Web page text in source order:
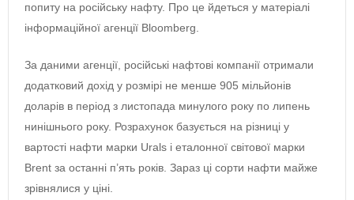
попиту на російську нафту. Про це йдеться у матеріалі
інформаційної агенції Bloomberg.
За даними агенції, російські нафтові компанії отримали
додатковий дохід у розмірі не менше 905 мільйонів
доларів в період з листопада минулого року по липень
нинішнього року. Розрахунок базується на різниці у
вартості нафти марки Urals і еталонної світової марки
Brent за останні п’ять років. Зараз ці сорти нафти майже
зрівнялися у ціні.